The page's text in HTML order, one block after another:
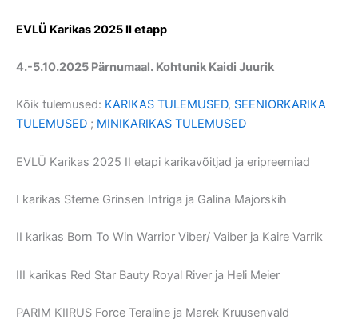
EVLÜ Karikas 2025 II etapp
4.-5.10.2025 Pärnumaal. Kohtunik Kaidi Juurik
Kõik tulemused: KARIKAS TULEMUSED, SEENIORKARIKA
TULEMUSED ; MINIKARIKAS TULEMUSED
EVLÜ Karikas 2025 II etapi karikavõitjad ja eripreemiad
I karikas Sterne Grinsen Intriga ja Galina Majorskih
II karikas Born To Win Warrior Viber/ Vaiber ja Kaire Varrik
III karikas Red Star Bauty Royal River ja Heli Meier
PARIM KIIRUS Force Teraline ja Marek Kruusenvald